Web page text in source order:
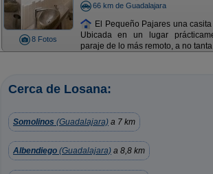
8 Fotos
66 km de Guadalajara
El Pequeño Pajares una
Ubicada en un lugar
paraje de lo más remoto, a no tanta
Cerca de Losana:
Somolinos (Guadalajara) a 7 km
Albendiego (Guadalajara) a 8,8 km